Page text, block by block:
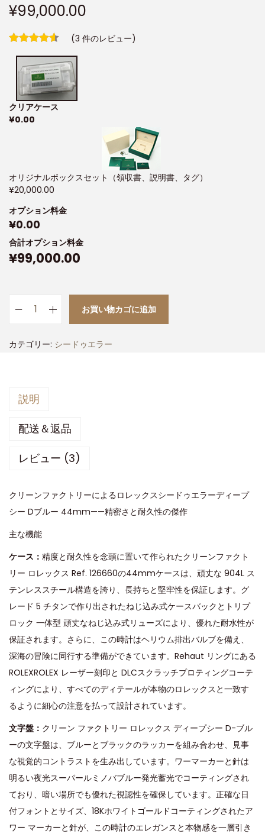
¥99,000.00
(3 件のレビュー)
クリアケース
¥0.00
オリジナルボックスセット（領収書、説明書、タグ）
¥20,000.00
オプション料金
¥0.00
合計オプション料金
¥99,000.00
お買い物カゴに追加
カテゴリー: シードゥエラー
説明
配送＆返品
レビュー (3)
クリーンファクトリーによるロレックスシードゥエラーディープ
シー Dブルー 44mm——精密さと耐久性の傑作
主な機能
ケース： 精度と耐久性を念頭に置いて作られたクリーンファクト
リー ロレックス Ref. 126660の44mmケースは、頑丈な 904L ス
テンレススチール構造を誇り、長持ちと堅牢性を保証します。​グ
レード 5 チタンで作り出されたねじ込み式ケースバックとトリプ
ロック 一体型 頑丈なねじ込み式リューズにより、優れた耐水性が
保証されます。さらに、この時計はヘリウム排出バルブを備え、
深海の冒険に同行する準備ができています。Rehaut リングにある
ROLEXROLEX レーザー刻印と DLCスクラッチプロティングコーテ
ィングにより、すべてのディテールが本物のロレックスと一致す
るように細心の注意を払って設計されています。
文字盤： クリーン ファクトリー ロレックス ディープシー D-ブル
ーの文字盤は、ブルーとブラックのラッカーを組み合わせ、見事
な視覚的コントラストを生み出しています。ワーマーカーと針は
明るい夜光スーパールミノバブルー発光蓄光でコーティングされ
ており、暗い場所でも優れた視認性を確保しています。正確な日
付フォントとサイズ、18Kホワイトゴールドコーティングされたア
ワー マーカーと針が、この時計のエレガンスと本物感を一層引き